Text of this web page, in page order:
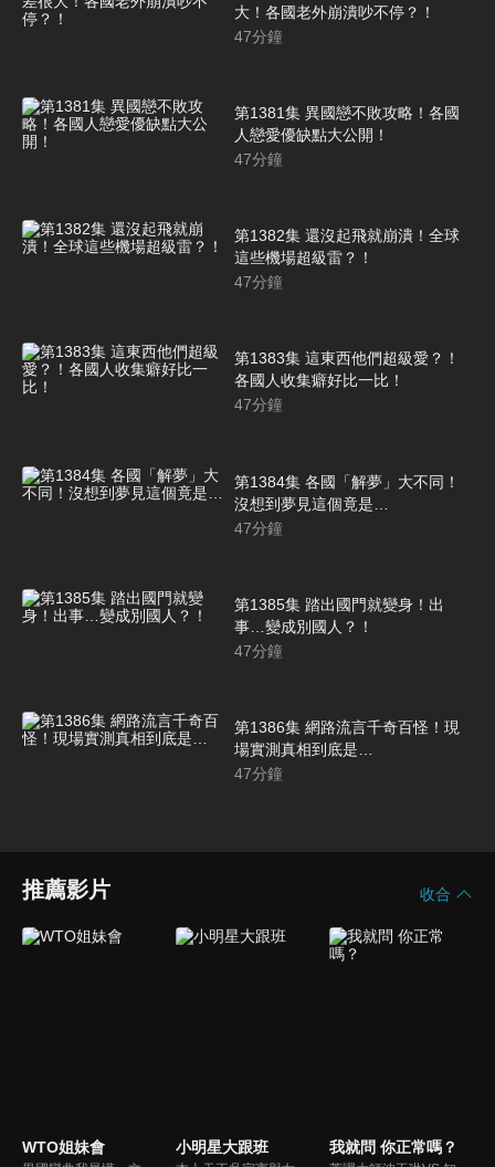
大！各國老外崩潰吵不停？！
47分鐘
第1381集 異國戀不敗攻略！各國
人戀愛優缺點大公開！
47分鐘
第1382集 還沒起飛就崩潰！全球
這些機場超級雷？！
47分鐘
第1383集 這東西他們超級愛？！
各國人收集癖好比一比！
47分鐘
第1384集 各國「解夢」大不同！
沒想到夢見這個竟是…
47分鐘
第1385集 踏出國門就變身！出
事…變成別國人？！
47分鐘
第1386集 網路流言千奇百怪！現
場實測真相到底是…
47分鐘
推薦影片 收合
WTO姐妹會 小明星大跟班 我就問 你正常嗎？